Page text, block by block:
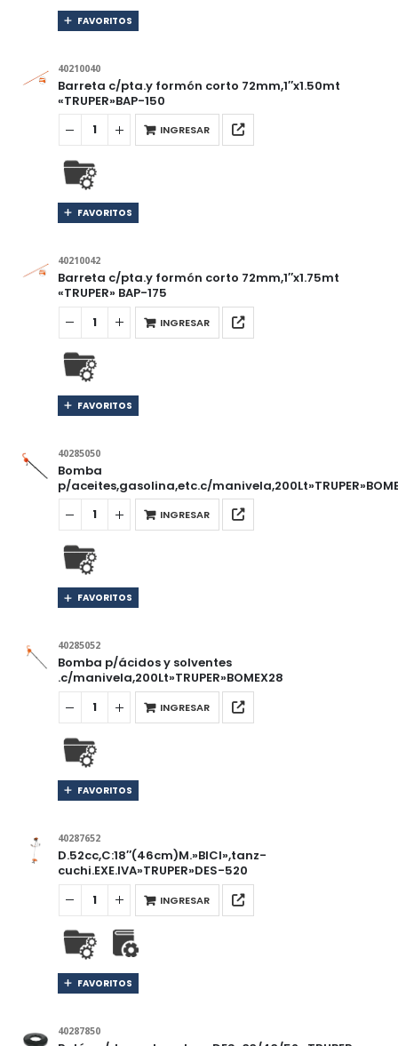
FAVORITOS
40210040
Barreta c/pta.y formón corto 72mm,1″x1.50mt
«TRUPER»BAP-150
INGRESAR
FAVORITOS
40210042
Barreta c/pta.y formón corto 72mm,1″x1.75mt
«TRUPER» BAP-175
INGRESAR
FAVORITOS
40285050
Bomba
p/aceites,gasolina,etc.c/
INGRESAR
FAVORITOS
40285052
Bomba p/ácidos y solventes
.c/manivela,200Lt»TRUPER»BOMEX28
INGRESAR
FAVORITOS
40287652
D.52cc,C:18″(46cm)M.»BICI»,tanz-
cuchi.EXE.IVA»TRUPER»DES-520
INGRESAR
FAVORITOS
40287850